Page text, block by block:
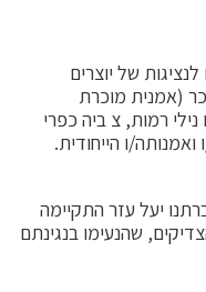
לנציגות של יוצרים
(אמנית מוכרת
רמות, צ ביה כפרי
ו הייחודית.
חברתנו יעל עזר התקיימה
שהנעימו בנגינתם